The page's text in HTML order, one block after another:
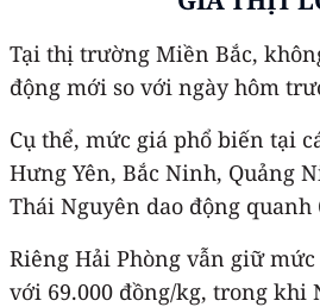
Tại thị trường Miền Bắc,
động mới so với ngày hôm
Cụ thể, mức giá phổ biến tại
Hưng Yên, Bắc Ninh, Quảng
Thái Nguyên dao động quanh
Riêng Hải Phòng vẫn giữ
với 69.000 đồng/kg, trong khi